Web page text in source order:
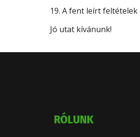
19. A fent leírt
Jó utat kívánunk!
RÓLUNK